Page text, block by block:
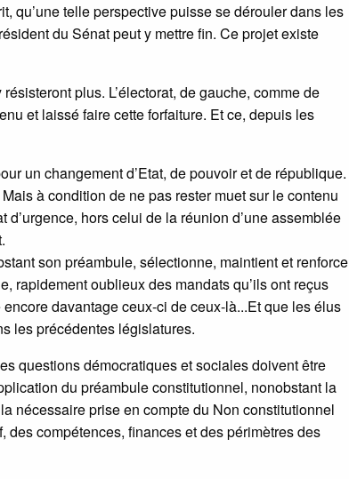
qu’une telle perspective puisse se dérouler dans les
du Sénat peut y mettre fin. Ce projet existe
plus. L’électorat, de gauche, comme de
et laissé faire cette forfaiture. Et ce, depuis les
un changement d’Etat, de pouvoir et de république.
à condition de ne pas rester muet sur le contenu
hors celui de la réunion d’une assemblée
son préambule, sélectionne, maintient et renforce
rapidement oublieux des mandats qu’ils ont reçus
davantage ceux-ci de ceux-là...Et que les élus
les précédentes législatures.
questions démocratiques et sociales doivent être
du préambule constitutionnel, nonobstant la
nécessaire prise en compte du Non constitutionnel
compétences, finances et des périmètres des